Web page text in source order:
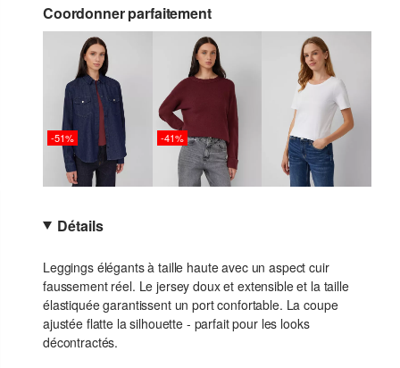
Coordonner parfaitement
-51% -41%
Détails
Leggings élégants à taille haute avec un aspect cuir
faussement réel. Le jersey doux et extensible et la taille
élastiquée garantissent un port confortable. La coupe
ajustée flatte la silhouette - parfait pour les looks
décontractés.